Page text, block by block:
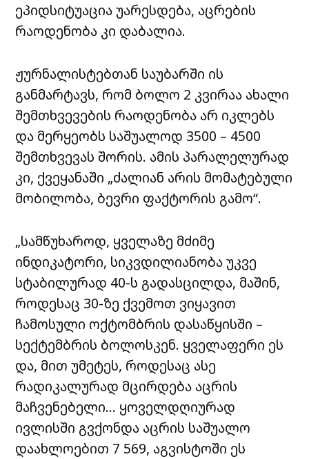
ეპიდსიტუაცია უარესდება, აცრების
რაოდენობა კი დაბალია.
ჟურნალისტებთან საუბარში ის
განმარტავს, რომ ბოლო 2 კვირაა ახალი
შემთხვევების რაოდენობა არ იკლებს
და მერყეობს საშუალოდ 3500 – 4500
შემთხვევას შორის. ამის პარალელურად
კი, ქვეყანაში „ძალიან არის მომატებული
მობილობა, ბევრი ფაქტორის გამო“.
„სამწუხაროდ, ყველაზე მძიმე
ინდიკატორი, სიკვდილიანობა უკვე
სტაბილურად 40-ს გადასცილდა, მაშინ,
როდესაც 30-ზე ქვემოთ ვიყავით
ჩამოსული ოქტომბრის დასაწყისში –
სექტემბრის ბოლოსკენ. ყველაფერი ეს
და, მით უმეტეს, როდესაც ასე
რადიკალურად მცირდება აცრის
მაჩვენებელი… ყოველდღიურად
ივლისში გვქონდა აცრის საშუალო
დაახლოებით 7 569, აგვისტოში ეს